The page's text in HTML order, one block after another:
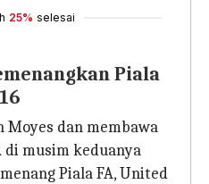
25% selesai
Piala
Moyes dan membawa
di musim keduanya
Piala FA, United